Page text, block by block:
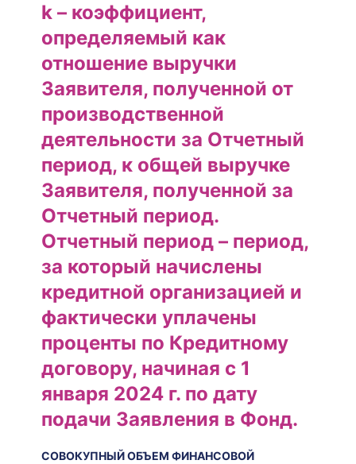
k – коэффициент,
определяемый как
отношение выручки
Заявителя, полученной от
производственной
деятельности за Отчетный
период, к общей выручке
Заявителя, полученной за
Отчетный период.
Отчетный период – период,
за который начислены
кредитной организацией и
фактически уплачены
проценты по Кредитному
договору, начиная с 1
января 2024 г. по дату
подачи Заявления в Фонд.
СОВОКУПНЫЙ ОБЪЕМ ФИНАНСОВОЙ